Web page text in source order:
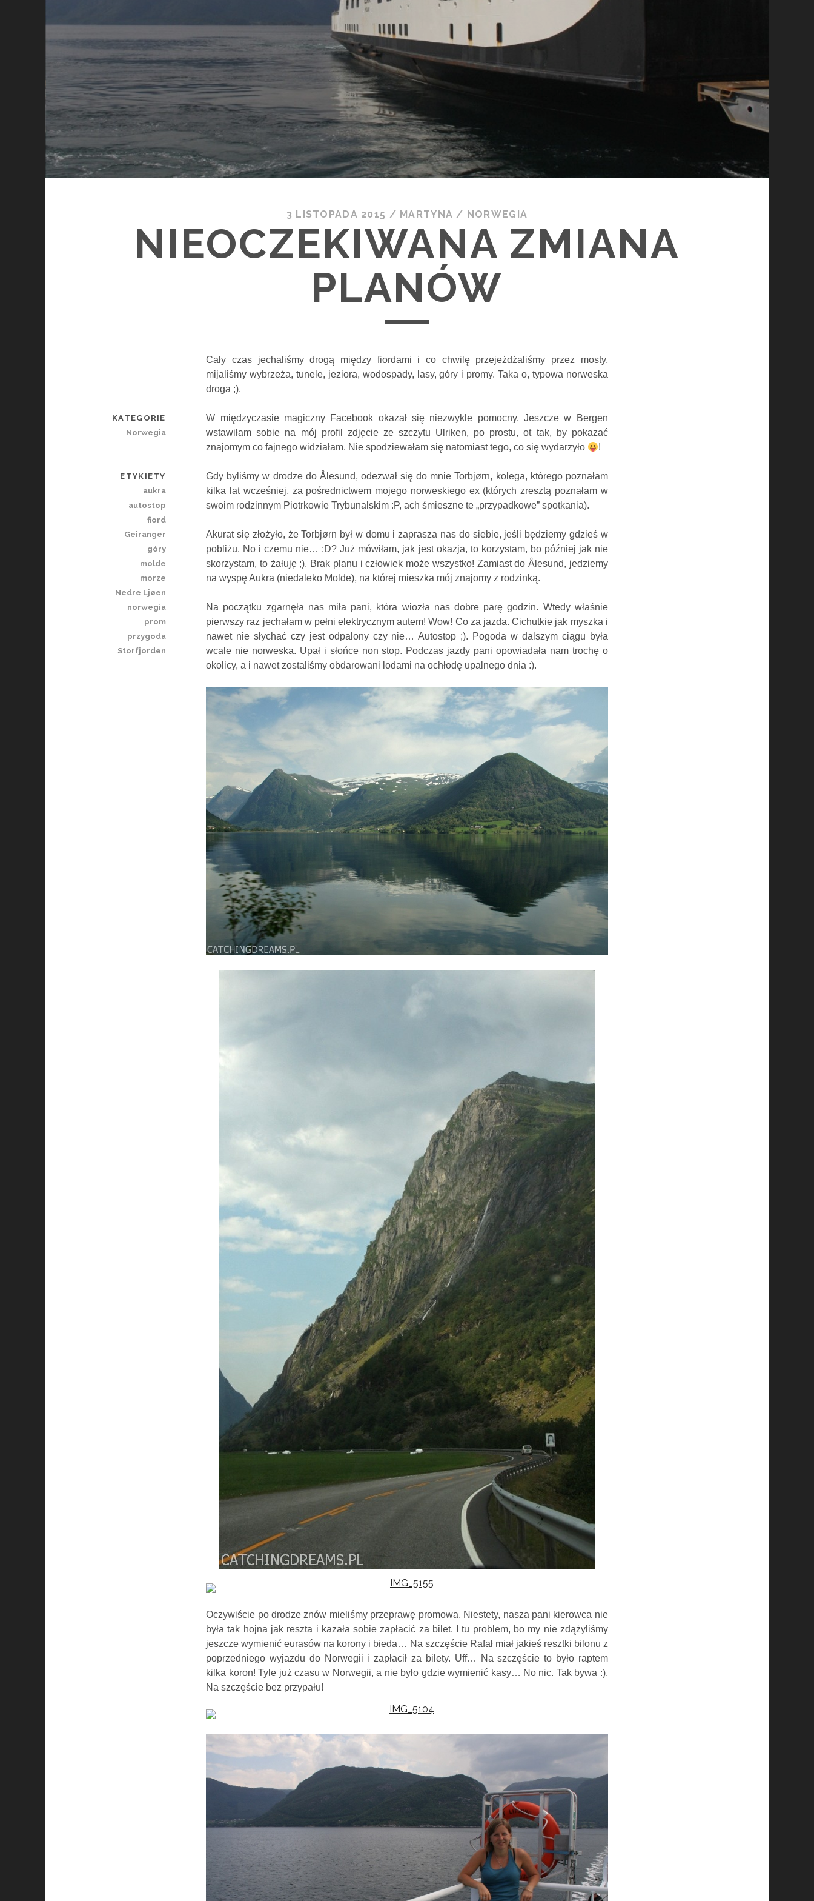
3 LISTOPADA 2015 / MARTYNA / NORWEGIA
NIEOCZEKIWANA ZMIANA
PLANÓW
Cały czas jechaliśmy drogą między fiordami i co chwilę przejeżdżaliśmy przez mosty,
mijaliśmy wybrzeża, tunele, jeziora, wodospady, lasy, góry i promy. Taka o, typowa norweska
droga ;).
W międzyczasie magiczny Facebook okazał się niezwykle pomocny. Jeszcze w Bergen
wstawiłam sobie na mój profil zdjęcie ze szczytu Ulriken, po prostu, ot tak, by pokazać
znajomym co fajnego widziałam. Nie spodziewałam się natomiast tego, co się wydarzyło
!
Gdy byliśmy w drodze do Ålesund, odezwał się do mnie Torbjørn, kolega, którego poznałam
kilka lat wcześniej, za pośrednictwem mojego norweskiego ex (których zresztą poznałam w
swoim rodzinnym Piotrkowie Trybunalskim :P, ach śmieszne te „przypadkowe” spotkania).
Akurat się złożyło, że Torbjørn był w domu i zaprasza nas do siebie, jeśli będziemy gdzieś w
pobliżu. No i czemu nie… :D? Już mówiłam, jak jest okazja, to korzystam, bo później jak nie
skorzystam, to żałuję ;). Brak planu i człowiek może wszystko! Zamiast doÅlesund, jedziemy
na wyspę Aukra (niedaleko Molde), na której mieszka mój znajomy z rodzinką.
Na początku zgarnęła nas miła pani, która wiozła nas dobre parę godzin. Wtedy właśnie
pierwszy raz jechałam w pełni elektrycznym autem! Wow! Co za jazda. Cichutkie jak myszka i
nawet nie słychać czy jest odpalony czy nie… Autostop ;). Pogoda w dalszym ciągu była
wcale nie norweska. Upał i słońce non stop. Podczas jazdy pani opowiadała nam trochę o
okolicy, a i nawet zostaliśmy obdarowani lodami na ochłodę upalnego dnia :).
Oczywiście po drodze znów mieliśmy przeprawę promowa. Niestety, nasza pani kierowca nie
była tak hojna jak reszta i kazała sobie zapłacić za bilet. I tu problem, bo my nie zdążyliśmy
jeszcze wymienić eurasów na korony i bieda… Na szczęście Rafał miał jakieś resztki bilonu z
poprzedniego wyjazdu do Norwegii i zapłacił za bilety. Uff… Na szczęście to było raptem
kilka koron! Tyle już czasu w Norwegii, a nie było gdzie wymienić kasy… No nic. Tak bywa :).
Na szczęście bez przypału!
KATEGORIE
Norwegia
ETYKIETY
aukra
autostop
fiord
Geiranger
góry
molde
morze
Nedre Ljøen
norwegia
prom
przygoda
Storfjorden